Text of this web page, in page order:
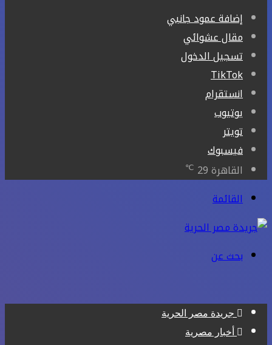
إضافة عمود جانبي
مقال عشوائي
تسجيل الدخول
‫TikTok
انستقرام
يوتيوب
تويتر
فيسبوك
القاهرة29
℃
القائمة
بحث عن
جريدة مصر الحرية
أخبار مصرية